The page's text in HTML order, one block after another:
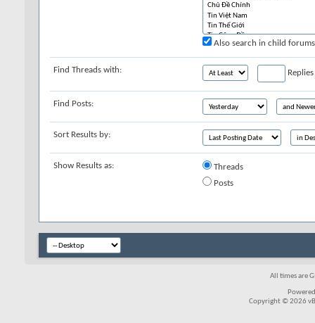
Also search in child forums
Find Threads with: Replies
Find Posts:
Sort Results by:
Show Results as:
Threads
Posts
All times are
Copyright © 2026